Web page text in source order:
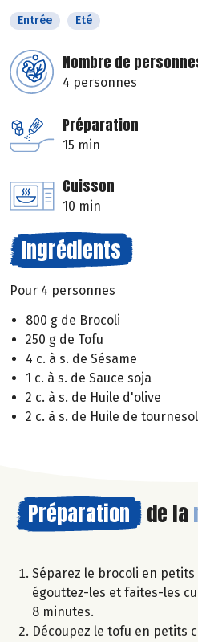
Entrée Eté
Nombre de
4 personnes
Préparation
15 min
Cuisson
10 min
Ingrédients
Pour 4 personnes
800 g de Brocoli
250 g de Tofu
4 c. à s. de Sésame
1 c. à s. de Sauce soja
2 c. à s. de Huile d'olive
2 c. à s. de Huile de tournesol
Préparation de la
Séparez le brocoli en
égouttez-les et faites-les
8 minutes.
Découpez le tofu en petits